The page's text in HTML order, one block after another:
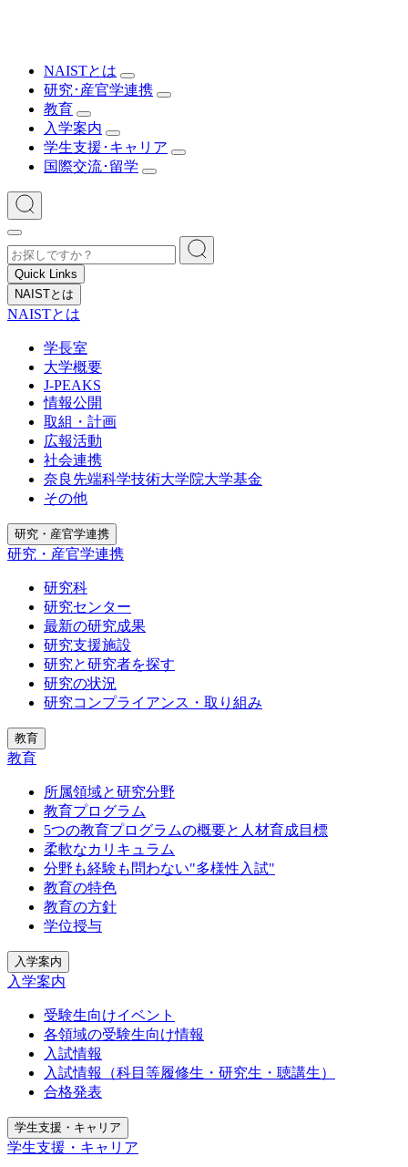
NAISTとは
研究･産官学連携
教育
入学案内
学生支援･キャリア
国際交流･留学
Quick Links
NAISTとは
NAISTとは
学長室
大学概要
J-PEAKS
情報公開
取組・計画
広報活動
社会連携
奈良先端科学技術大学院大学基金
その他
研究・産官学連携
研究・産官学連携
研究科
研究センター
最新の研究成果
研究支援施設
研究と研究者を探す
研究の状況
研究コンプライアンス・取り組み
教育
教育
所属領域と研究分野
教育プログラム
5つの教育プログラムの概要と人材育成目標
柔軟なカリキュラム
分野も経験も問わない"多様性入試"
教育の特色
教育の方針
学位授与
入学案内
入学案内
受験生向けイベント
各領域の受験生向け情報
入試情報
入試情報（科目等履修生・研究生・聴講生）
合格発表
学生支援・キャリア
学生支援・キャリア